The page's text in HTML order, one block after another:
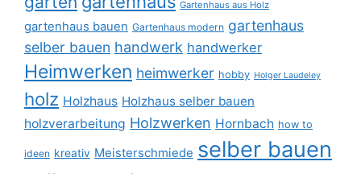
Gartenhaus aus Holz
gartenhaus bauen Gartenhaus modern gartenhaus
selber bauen handwerk handwerker
Heimwerken heimwerker hobby Holger Laudeley
holz Holzhaus Holzhaus selber bauen
holzverarbeitung Holzwerken Hornbach how to
ideen kreativ Meisterschmiede selber bauen